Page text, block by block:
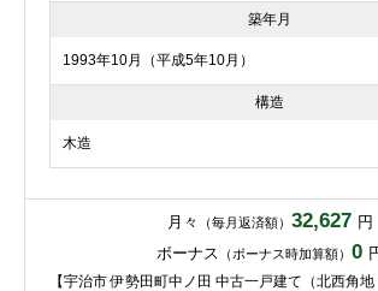
築年月
1993年10月（平成5年10月）
構造
木造
月々 （毎月返済額） 32,627 円
ボーナス （ボーナス時加算額） 0
【宇治市 伊勢田町中ノ田 中古一戸建て（北西角